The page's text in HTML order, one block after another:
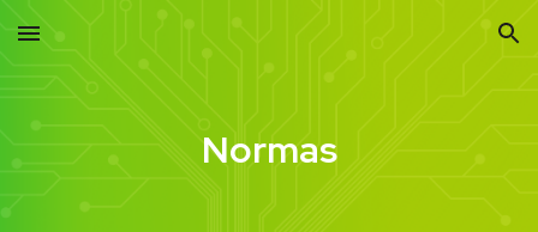
Skip to main content Skip to navigation
Normas